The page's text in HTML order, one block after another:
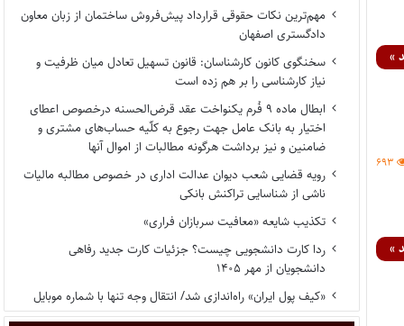
»
۶۹۳
»
مهم‌ترین نکات حقوقی قرارداد پیش‌فروش ساختمان از زبان معاون
دادگستری اصفهان
سخنگوی کانون کارشناسان: قانون تسهیل تعادل میان ظرفیت و
نیاز کارشناسی را بر هم زده است
ابطال ماده ۹ فُرم یکنواخت عقد قرض‌الحسنه درخصوص اعطای
اختیار به بانک عامل جهت رجوع به کلّیه حساب‌های مشتری و
ضامنین و نیز برداشت هرگونه مطالبات از اموال آنها
رویه قضایی شعب دیوان عدالت اداری در خصوص مطالبه مالیات
ناشی از شناسایی تراکنش بانکی
تکذیب شایعه «معافیت سربازان فراری»
ردا کارت دانشجویی چیست؟ جزئیات کارت جدید رفاهی
دانشجویان از مهر ۱۴۰۵
«کیف پول ایران» راه‌اندازی شد/ انتقال وجه تنها با شماره موبایل